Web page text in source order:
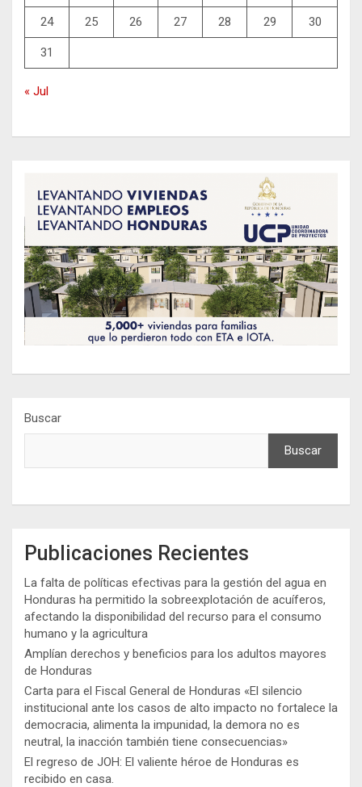
24 25 26 27 28 29 30
31
« Jul
Buscar
Buscar
Publicaciones Recientes
La falta de políticas efectivas para la gestión del agua en
Honduras ha permitido la sobreexplotación de acuíferos,
afectando la disponibilidad del recurso para el consumo
humano y la agricultura
Amplían derechos y beneficios para los adultos mayores
de Honduras
Carta para el Fiscal General de Honduras «El silencio
institucional ante los casos de alto impacto no fortalece la
democracia, alimenta la impunidad, la demora no es
neutral, la inacción también tiene consecuencias»
El regreso de JOH: El valiente héroe de Honduras es
recibido en casa.